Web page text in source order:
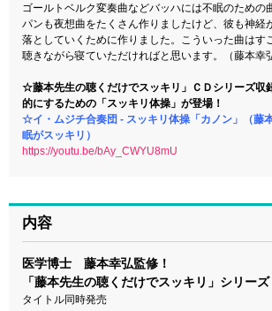
ゴールトベルク変奏曲などバッハには不眠のための
パンも夜想曲をたくさん作りましたけど、彼も神経
落としていくために作りました。こういった曲はす
聴きながら寝ていただければと思います。（藤本幸
☆藤本先生の聴くだけでスッキリ」ＣＤシリーズ収
的にするため­の「スッキリ体操」が登場！
☆イ・ムジチ合奏団 - スッキリ体操「カノン」（藤
眠がスッキリ）
https://youtu.be/bAy_CWYU8mU
内容
医学博士 藤本幸弘監修！
「藤本先生の聴くだけでスッキリ」シリーズ
タイトル同時発売